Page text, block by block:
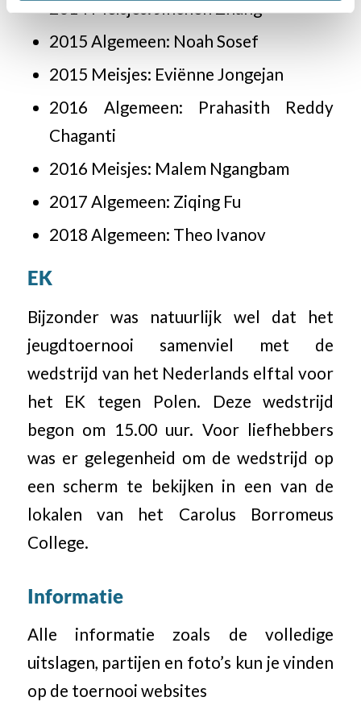
2014 Meisjes: Jinchen Zhang
2015 Algemeen: Noah Sosef
2015 Meisjes: Eviënne Jongejan
2016 Algemeen:
Prahasith Reddy
Chaganti
2016 Meisjes: Malem Ngangbam
2017 Algemeen: Ziqing Fu
2018 Algemeen: Theo Ivanov
EK
Bijzonder was natuurlijk wel dat het
jeugdtoernooi samenviel met de
wedstrijd van het Nederlands elftal voor
het EK tegen Polen. Deze wedstrijd
begon om 15.00 uur. Voor liefhebbers
was er gelegenheid om de wedstrijd op
een scherm te bekijken in een van de
lokalen van het Carolus Borromeus
College.
Informatie
Alle informatie zoals de volledige
uitslagen, partijen en foto’s kun je vinden
op de toernooi websites